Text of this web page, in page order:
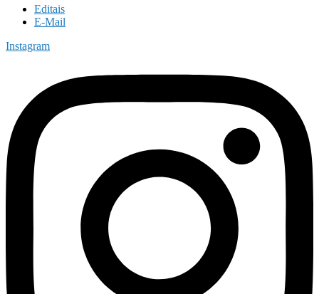
Editais
E-Mail
Instagram